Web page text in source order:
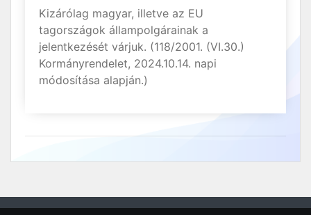
Kizárólag magyar, illetve az EU
tagországok állampolgárainak a
jelentkezését várjuk. (118/2001. (VI.30.)
Kormányrendelet, 2024.10.14. napi
módosítása alapján.)